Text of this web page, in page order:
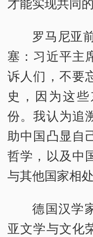
罗马尼亚
塞：习近平主
诉人们，不要
史，因为这
份。我认为追
助中国凸显自
哲学，以及中
与其他国家相处
德国汉学
亚文学与文化